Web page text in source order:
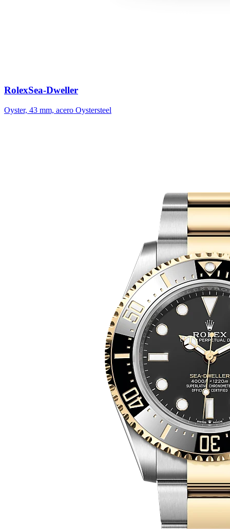
RolexSea-Dweller
Oyster, 43 mm, acero Oystersteel